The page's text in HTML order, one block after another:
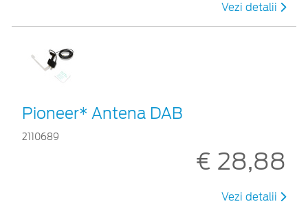
Vezi detalii
Pioneer* Antena DAB
2110689
€ 28,88
Vezi detalii